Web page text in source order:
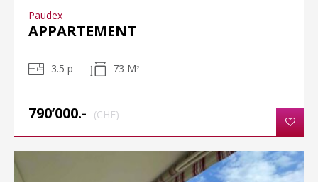
Paudex
APPARTEMENT
3.5 p 73 M 2
790’000.- (CHF)